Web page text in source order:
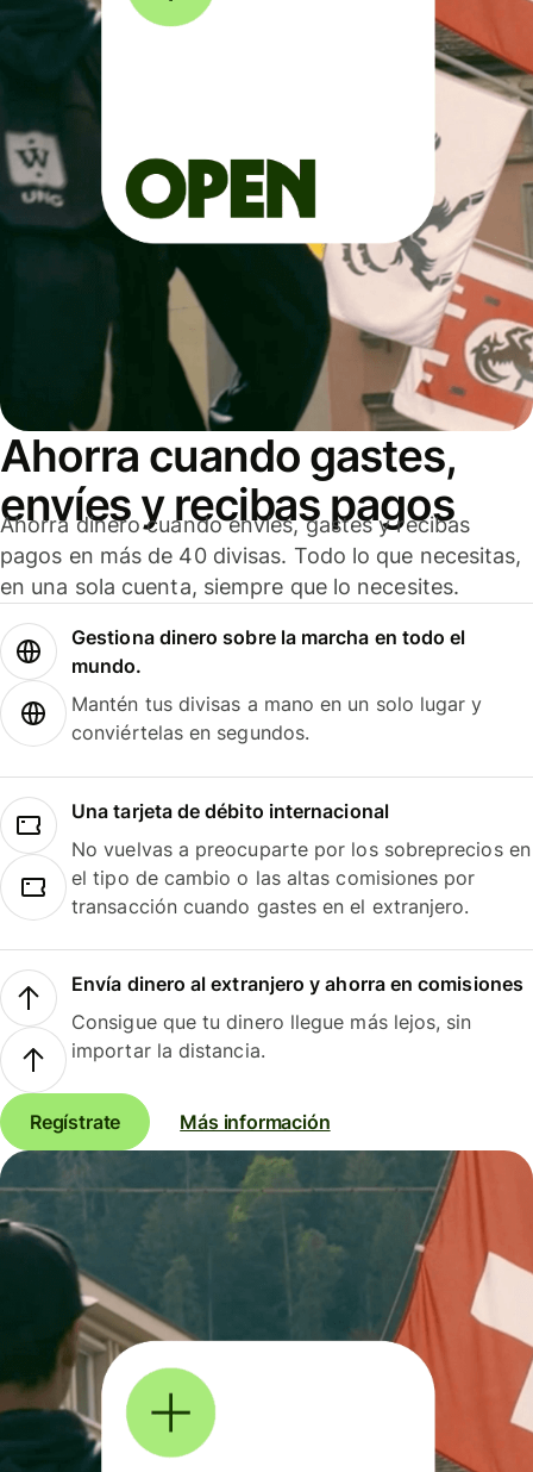
Ahorra cuando gastes,
envíes y recibas pagos
Ahorra dinero cuando envíes, gastes y recibas
pagos en más de 40 divisas. Todo lo que necesitas,
en una sola cuenta, siempre que lo necesites.
Gestiona dinero sobre la marcha en todo el
mundo.
Mantén tus divisas a mano en un solo lugar y
conviértelas en segundos.
Una tarjeta de débito internacional
No vuelvas a preocuparte por los sobreprecios en
el tipo de cambio o las altas comisiones por
transacción cuando gastes en el extranjero.
Envía dinero al extranjero y ahorra en comisiones
Consigue que tu dinero llegue más lejos, sin
importar la distancia.
Regístrate Más información